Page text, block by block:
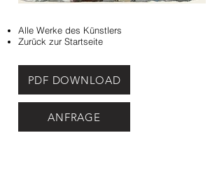
Alle Werke des Künstlers
Zurück zur Startseite
PDF DOWNLOAD
ANFRAGE